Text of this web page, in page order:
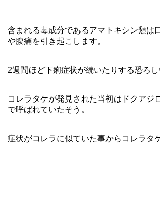
含まれる毒成分であるアマトキシン類は
や腹痛を引き起こします。
2週間ほど下痢症状が続いたりする恐ろし
コレラタケが発見された当初はドクアジ
で呼ばれていたそう。
症状がコレラに似ていた事からコレラタ